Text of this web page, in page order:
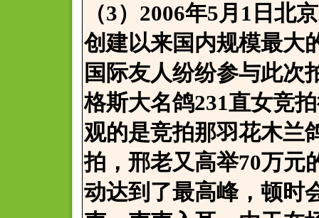
（3）2006年5月1日北
创建以来国内规模最大
国际友人纷纷参与此次
格斯大名鸽231直女竞
观的是竞拍那羽花木兰
拍，邢老又高举70万元
动达到了最高峰，顿时